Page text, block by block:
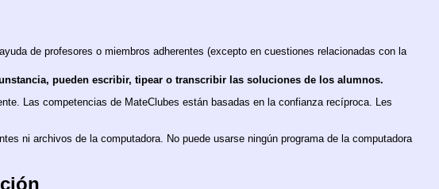
de profesores o miembros adherentes (excepto en cuestiones relacionadas con la
pueden escribir, tipear o transcribir las soluciones de los alumnos.
Las competencias de MateClubes están basadas en la confianza recíproca. Les
ni archivos de la computadora. No puede usarse ningún programa de la computadora